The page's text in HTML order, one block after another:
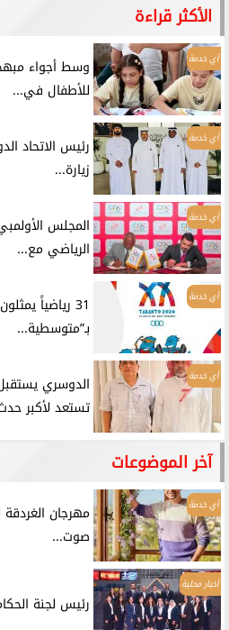
الأكثر قراءة
أي خدمة
وسط أجواء
للأطفال في...
أي خدمة
رئيس الاتحاد
زيارة...
أي خدمة
المجلس
الرياضي مع...
أي خدمة
31 رياضياً
بـ”متوسطية...
أي خدمة
الدوسري
تستعد لأكبر
آخر الموضوعات
أي خدمة
مهرجان
صوت...
أخبار محلية
رئيس لجنة